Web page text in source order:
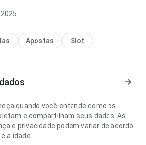
o próximo passo. A página causa uma
Apostas
Slot
quando você entende como os
e compartilham seus dados. As
e privacidade podem variar de acordo
a idade.